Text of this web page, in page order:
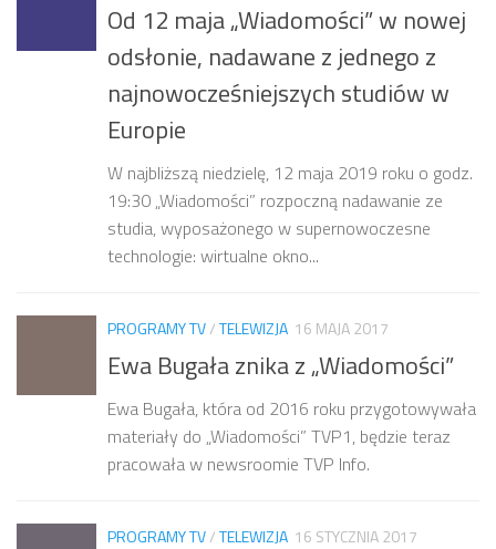
Od 12 maja „Wiadomości” w nowej
odsłonie, nadawane z jednego z
najnowocześniejszych studiów w
Europie
W najbliższą niedzielę, 12 maja 2019 roku o godz.
19:30 „Wiadomości” rozpoczną nadawanie ze
studia, wyposażonego w supernowoczesne
technologie: wirtualne okno...
PROGRAMY TV/TELEWIZJA 16 MAJA 2017
Ewa Bugała znika z „Wiadomości”
Ewa Bugała, która od 2016 roku przygotowywała
materiały do „Wiadomości” TVP1, będzie teraz
pracowała w newsroomie TVP Info.
PROGRAMY TV/TELEWIZJA 16 STYCZNIA 2017